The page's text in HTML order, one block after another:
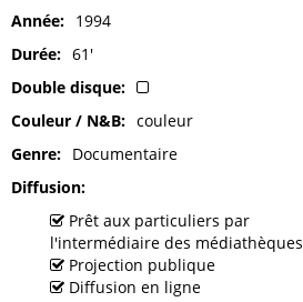
Année
1994
Durée
61'
Double disque
Couleur / N&B
couleur
Genre
Documentaire
Diffusion
Prêt aux particuliers par
l'intermédiaire des médiathèques
Projection publique
Diffusion en ligne